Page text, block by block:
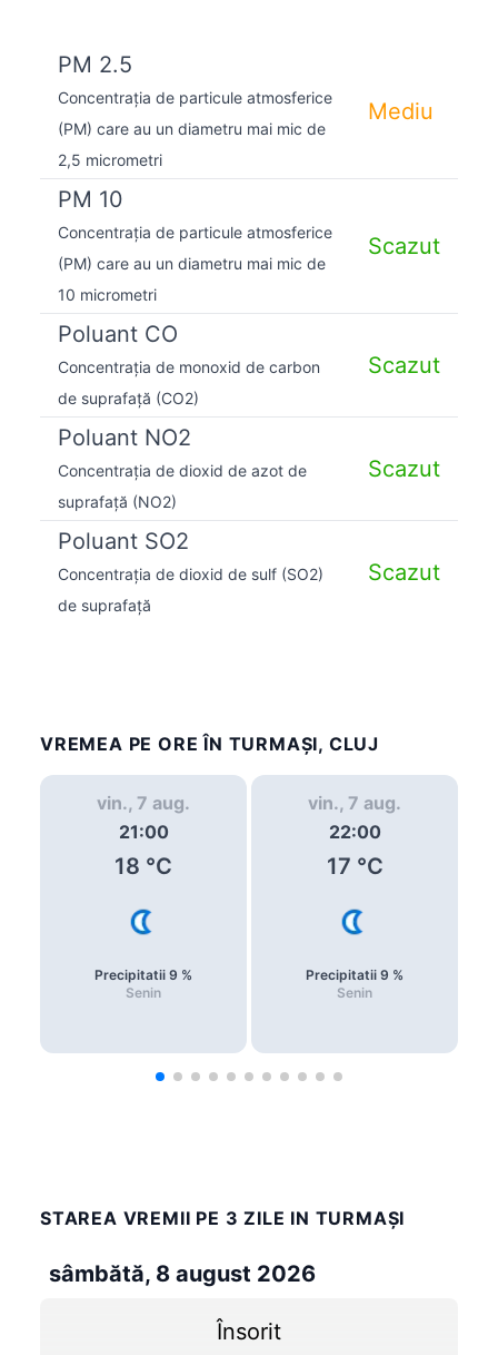
PM 2.5
Concentrația de particule atmosferice
(PM) care au un diametru mai mic de
2,5 micrometri
Mediu
PM 10
Concentrația de particule atmosferice
(PM) care au un diametru mai mic de
10 micrometri
Scazut
Poluant CO
Concentrația de monoxid de carbon
de suprafață (CO2)
Scazut
Poluant NO2
Concentrația de dioxid de azot de
suprafață (NO2)
Scazut
Poluant SO2
Concentrația de dioxid de sulf (SO2)
de suprafață
Scazut
VREMEA PE ORE ÎN TURMAŞI, CLUJ
vin., 7 aug.
21:00
18 °C
Precipitatii 9 %
Senin
vin., 7 aug.
22:00
17 °C
Precipitatii 9 %
Senin
STAREA VREMII PE 3 ZILE IN TURMAŞI
sâmbătă, 8 august 2026
Însorit